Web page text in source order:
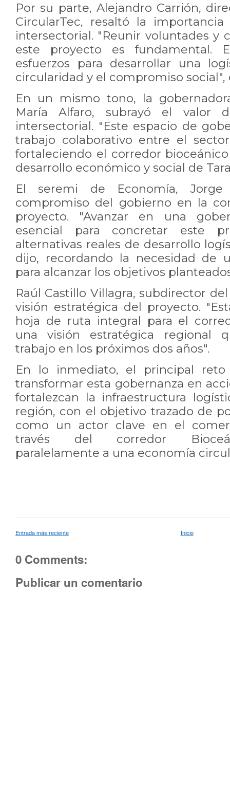
Por su parte, Alejandro Carrión,
CircularTec, resaltó la
intersectorial. "Reunir voluntades y
este proyecto es fundamental.
esfuerzos para desarrollar una
circularidad y el compromiso social",
En un mismo tono, la
María Alfaro, subrayó el
intersectorial. "Este espacio de
trabajo colaborativo entre el
fortaleciendo el corredor
desarrollo económico y social de
El seremi de Economía,
compromiso del gobierno en la
proyecto. "Avanzar en una
esencial para concretar este
alternativas reales de desarrollo
dijo, recordando la necesidad de
para alcanzar los objetivos
Raúl Castillo Villagra, subdirector
visión estratégica del proyecto.
hoja de ruta integral para el
una visión estratégica regional
trabajo en los próximos dos años".
En lo inmediato, el principal
transformar esta gobernanza en
fortalezcan la infraestructura
región, con el objetivo trazado de
como un actor clave en el
través del corredor
paralelamente a una economía
Entrada más reciente Inicio
0 Comments:
Publicar un comentario